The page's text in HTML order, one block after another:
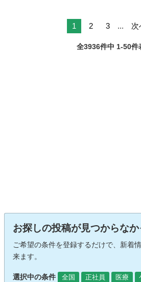
1 2 3 ... 次
全3936件中 1-50件
お探しの投稿が見つからな
ご希望の条件を登録するだけで、新着
来ます。
選択中の条件 全国 正社員 医療